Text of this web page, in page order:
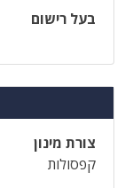
בעל רישום
צורת מינון
קפסולות